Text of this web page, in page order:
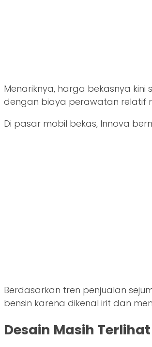
Menariknya, harga bekasnya
dengan biaya perawatan relatif
Di pasar mobil bekas, Innova
Berdasarkan tren penjualan
bensin karena dikenal irit dan
Desain Masih